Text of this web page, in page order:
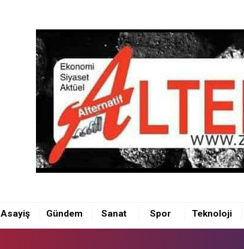
Asayiş Gündem Sanat Spor Teknoloji